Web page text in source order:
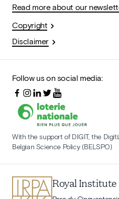
Read more about our
Copyright
Disclaimer
Follow us on social media:
With the support of DIGIT, the
Belgian Science Policy (BELSPO)
Royal